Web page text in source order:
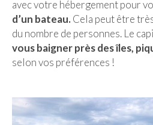
avec votre hébergement pour
d’un bateau.Cela peut être
du nombre de personnes. Le
vous baigner près des îles,
selon vos préférences !